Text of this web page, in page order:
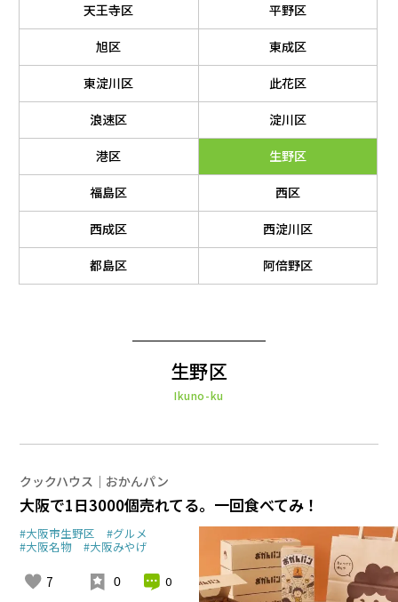
天王寺区 平野区
旭区 東成区
東淀川区 此花区
浪速区 淀川区
港区 生野区
福島区 西区
西成区 西淀川区
都島区 阿倍野区
生野区
Ikuno-ku
クックハウス｜おかんパン
大阪で1日3000個売れてる。一回食べてみ！
#大阪市生野区 #グルメ
#大阪名物 #大阪みやげ
7 0
0